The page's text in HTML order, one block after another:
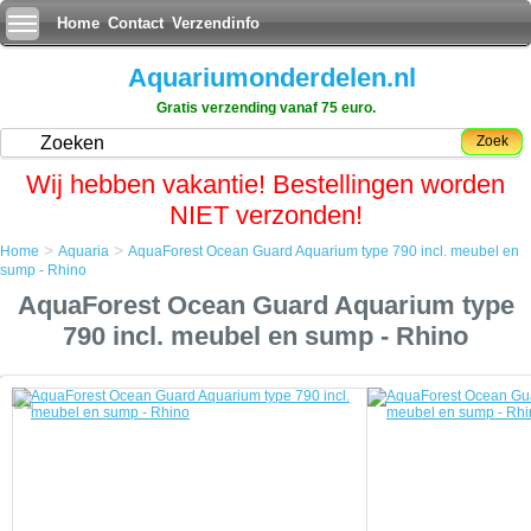
Home Contact Verzendinfo
Aquariumonderdelen.nl
Gratis verzending vanaf 75 euro.
Zoek
Wij hebben vakantie! Bestellingen worden
NIET verzonden!
Home
AquaForest Ocean Guard Aquarium type 790 incl. meubel en sump - Rhino
AquaForest Ocean Guard Aquarium type 790 incl. meubel en sump - Rhino
Home > Aquaria > AquaForest Ocean Guard Aquarium type 790 incl. meubel en
sump - Rhino
AquaForest Ocean Guard Aquarium type
790 incl. meubel en sump - Rhino